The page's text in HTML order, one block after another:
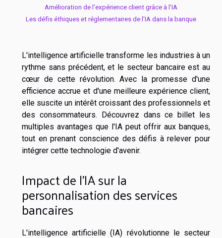
Amélioration de l'expérience client grâce à l'IA
Les défis éthiques et réglementaires de l'IA dans la banque
L'intelligence artificielle transforme les industries à un
rythme sans précédent, et le secteur bancaire est au
cœur de cette révolution. Avec la promesse d'une
efficience accrue et d'une meilleure expérience client,
elle suscite un intérêt croissant des professionnels et
des consommateurs. Découvrez dans ce billet les
multiples avantages que l'IA peut offrir aux banques,
tout en prenant conscience des défis à relever pour
intégrer cette technologie d'avenir.
Impact de l'IA sur la
personnalisation des services
bancaires
L'intelligence artificielle (IA) révolutionne le secteur